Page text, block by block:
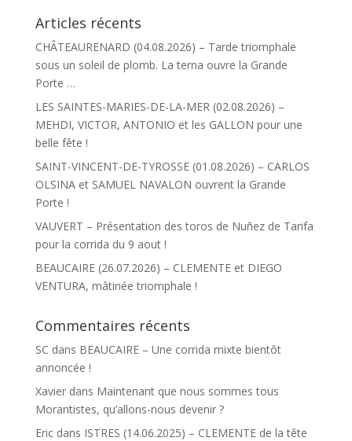
Articles récents
CHÂTEAURENARD (04.08.2026) – Tarde triomphale
sous un soleil de plomb. La terna ouvre la Grande
Porte …
LES SAINTES-MARIES-DE-LA-MER (02.08.2026) –
MEHDI, VICTOR, ANTONIO et les GALLON pour une
belle fête !
SAINT-VINCENT-DE-TYROSSE (01.08.2026) – CARLOS
OLSINA et SAMUEL NAVALON ouvrent la Grande
Porte !
VAUVERT – Présentation des toros de Nuñez de Tarifa
pour la corrida du 9 aout !
BEAUCAIRE (26.07.2026) – CLEMENTE et DIEGO
VENTURA, mâtinée triomphale !
Commentaires récents
SC dans BEAUCAIRE – Une corrida mixte bientôt
annoncée !
Xavierdans Maintenant que nous sommes tous
Morantistes, qu’allons-nous devenir ?
Ericdans ISTRES (14.06.2025) – CLEMENTE de la tête